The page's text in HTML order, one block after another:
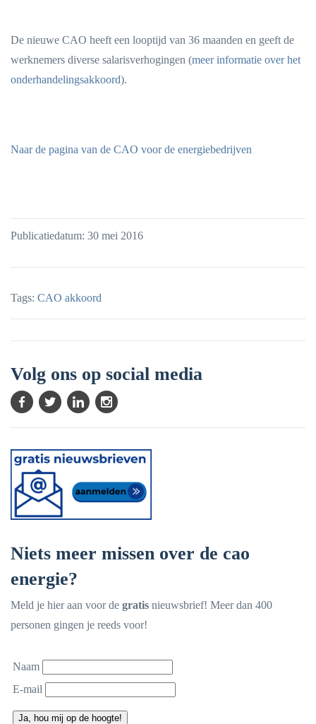
De nieuwe CAO heeft een looptijd van 36 maanden en geeft de
werknemers diverse salarisverhogingen (meer informatie over het
onderhandelingsakkoord).
Naar de pagina van de CAO voor de energiebedrijven
Publicatiedatum: 30 mei 2016
Tags: CAO akkoord
Volg ons op social media
Niets meer missen over de cao
energie?
Meld je hier aan voor de gratis nieuwsbrief! Meer dan 400
personen gingen je reeds voor!
Naam
E-mail
Ja, hou mij op de hoogte!